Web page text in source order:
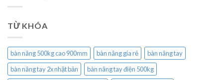
TỪ KHÓA
bàn nâng 500kg cao 900mm bàn nâng gía rẻ
bàn nâng tay
bàn nâng tay 2x nhật bản
bàn nâng tay điện 500kg